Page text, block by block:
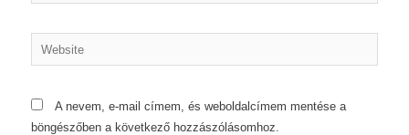
Website
A nevem, e-mail címem, és weboldalcímem mentése a
böngészőben a következő hozzászólásomhoz.